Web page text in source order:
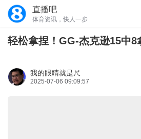
直播吧
体育资讯，快人一步
轻松拿捏！GG-杰克逊15中8
我的眼睛就是尺
2025-07-06 09:09:57